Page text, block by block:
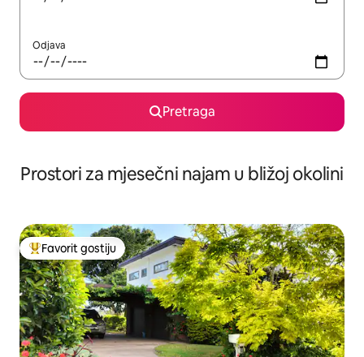
Odjava
Pretraga
Prostori za mjesečni najam u bližoj okolini
Glavni favorit gostiju
Favorit gostiju